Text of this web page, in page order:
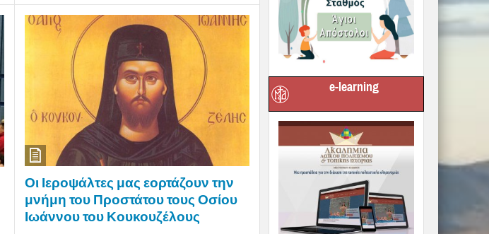
Οι Ιεροψάλτες μας εορτάζουν την
μνήμη του Προστάτου τους Οσίου
Ιωάννου του Κουκουζέλους
e-learning